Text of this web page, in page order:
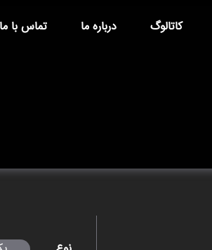
کاتالوگ درباره ما تماس با ما